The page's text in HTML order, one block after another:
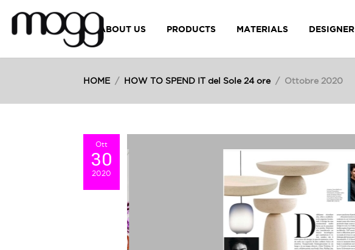
ABOUT US PRODUCTS MATERIALS DESIGNER
HOME / HOW TO SPEND IT del Sole 24 ore / Ottobre 2020
Ott
30
2020